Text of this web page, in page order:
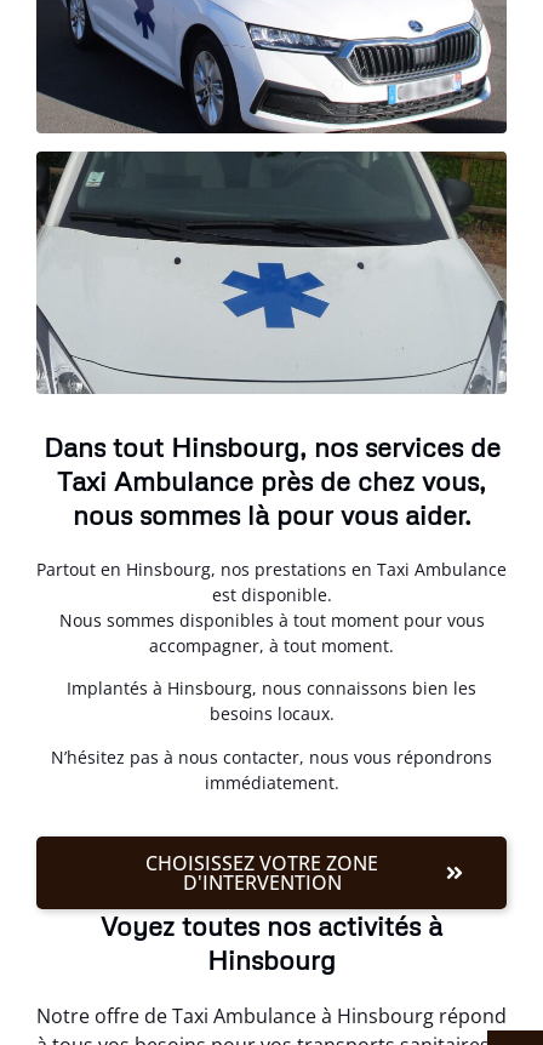
Dans tout Hinsbourg, nos services de
Taxi Ambulance près de chez vous,
nous sommes là pour vous aider.
Partout en Hinsbourg, nos prestations en Taxi Ambulance
est disponible.
Nous sommes disponibles à tout moment pour vous
accompagner, à tout moment.
Implantés à Hinsbourg, nous connaissons bien les
besoins locaux.
N’hésitez pas à nous contacter, nous vous répondrons
immédiatement.
CHOISISSEZ VOTRE ZONE
D'INTERVENTION
Voyez toutes nos activités à
Hinsbourg
Notre offre de Taxi Ambulance à Hinsbourg répond